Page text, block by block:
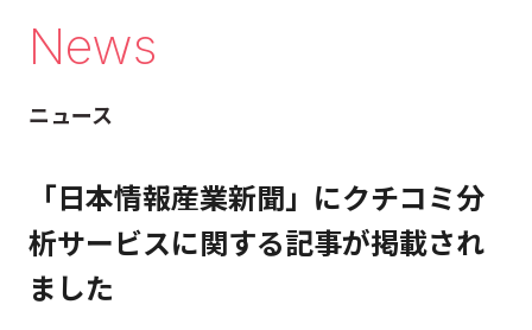
News
ニュース
「日本情報産業新聞」にクチコミ分
析サービスに関する記事が掲載され
ました